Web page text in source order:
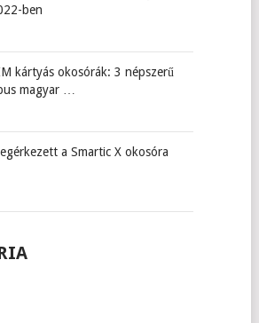
ben
kártyás okosórák: 3 népszerű
magyar …
a Smartic X okosóra